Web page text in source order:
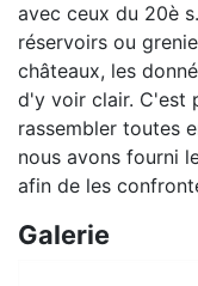
avec ceux du 20è
réservoirs ou
châteaux, les
d'y voir clair. C'est
rassembler toutes
nous avons fourni
afin de les
Galerie